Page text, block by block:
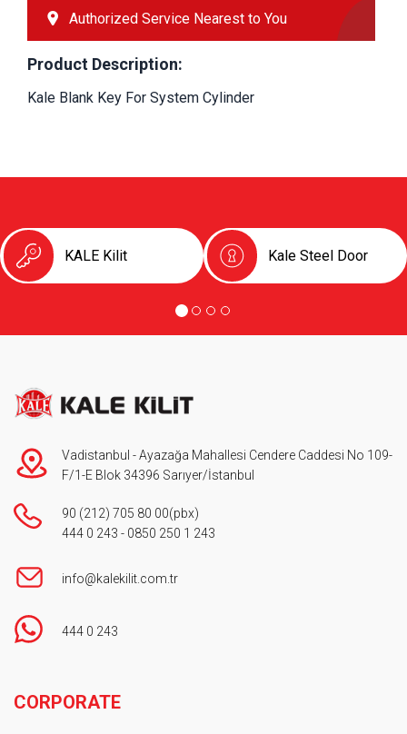
Authorized Service Nearest to You
Product Description:
Kale Blank Key For System Cylinder
KALE Kilit Kale Steel Door
Vadistanbul - Ayazağa Mahallesi Cendere Caddesi No 109-
F/1-E Blok 34396 Sarıyer/İstanbul
90 (212) 705 80 00(pbx)
444 0 243 - 0850 250 1 243
info@kalekilit.com.tr
444 0 243
CORPORATE